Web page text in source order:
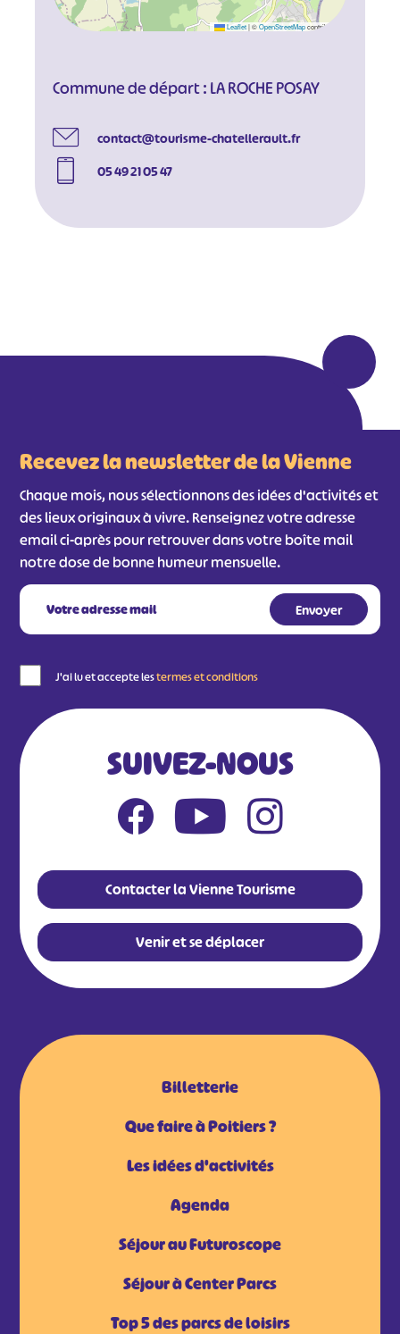
Leaflet |©OpenStreetMapcontributors
Commune de départ : LA ROCHE POSAY
contact@tourisme-chatellerault.fr
05 49 21 05 47
Recevez la newsletter de la Vienne
Chaque mois, nous sélectionnons des idées d'activités et
des lieux originaux à vivre. Renseignez votre adresse
email ci-après pour retrouver dans votre boîte mail
notre dose de bonne humeur mensuelle.
J'ai lu et accepte lestermes et conditions
SUIVEZ-NOUS
Contacter la Vienne Tourisme
Venir et se déplacer
Billetterie
Que faire à Poitiers ?
Les idées d'activités
Agenda
Séjour au Futuroscope
Séjour à Center Parcs
Top 5 des parcs de loisirs
# #
#